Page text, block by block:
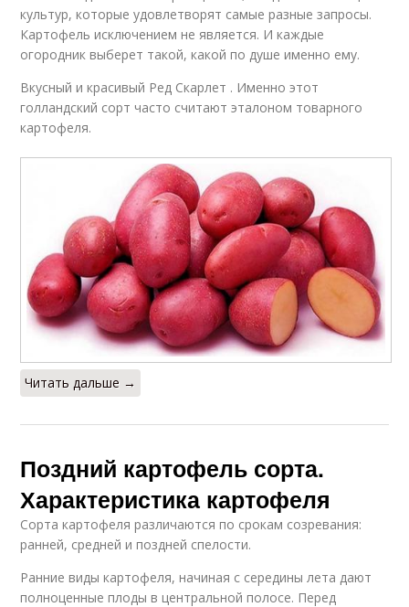
культур, которые удовлетворят самые разные запросы.
Картофель исключением не является. И каждые
огородник выберет такой, какой по душе именно ему.
Вкусный и красивый Ред Скарлет . Именно этот
голландский сорт часто считают эталоном товарного
картофеля.
Читать дальше →
Поздний картофель сорта.
Характеристика картофеля
Сорта картофеля различаются по срокам созревания:
ранней, средней и поздней спелости.
Ранние виды картофеля, начиная с середины лета дают
полноценные плоды в центральной полосе. Перед